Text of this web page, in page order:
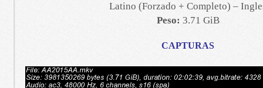
Latino (Forzado + Completo) –
Peso: 3.71 GiB
CAPTURAS